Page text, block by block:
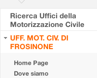
Ricerca Uffici della
Motorizzazione Civile
UFF. MOT. CIV. DI
FROSINONE
Home Page
Dove siamo